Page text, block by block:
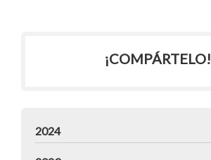
¡COMPÁRTELO!
2024